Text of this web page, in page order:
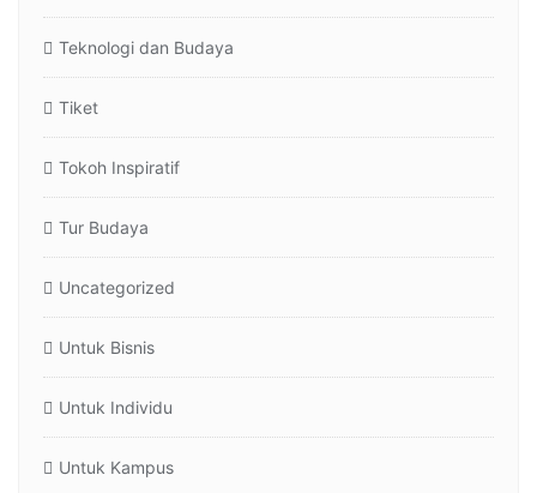
Teknologi dan Budaya
Tiket
Tokoh Inspiratif
Tur Budaya
Uncategorized
Untuk Bisnis
Untuk Individu
Untuk Kampus